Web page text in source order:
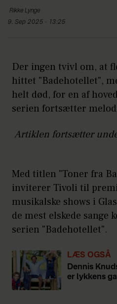
Rikke Lynge
9. Sep 2025 - 13:25
Der ingen tvivl om, at
hittet "Badehotellet",
helt død, for en af
serien fortsætter
Artiklen fortsætter
Med titlen "Toner fra
inviterer Tivoli til
musikalske shows i
de mest elskede sange
serien "Badehotellet".
LÆS OGSÅ
Dennis
er lykkens